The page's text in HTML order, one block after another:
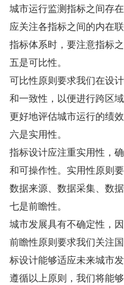
城市运行监测指标之间存
应关注各指标之间的内在
指标体系时，要注意指标
五是可比性。
可比性原则要求我们在设
和一致性，以便进行跨区
更好地评估城市运行的绩效
六是实用性。
指标设计应注重实用性，
和可操作性。实用性原则
数据来源、数据采集、数
七是前瞻性。
城市发展具有不确定性，
前瞻性原则要求我们关注
标设计能够适应未来城市发
遵循以上原则，我们将能